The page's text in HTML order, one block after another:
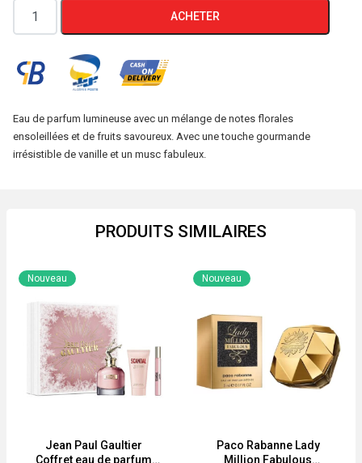
quantité
de
MARSHMALLOW
ADDICTION
80
ML
EAU
ACHETER
Eau de parfum lumineuse avec un mélange de notes florales
ensoleillées et de fruits savoureux. Avec une touche gourmande
irrésistible de vanille et un musc fabuleux.
PRODUITS SIMILAIRES
Jean Paul Gaultier
Coffret eau de parfum
Nouveau
Paco Rabanne Lady
Million Fabulous
Nouveau